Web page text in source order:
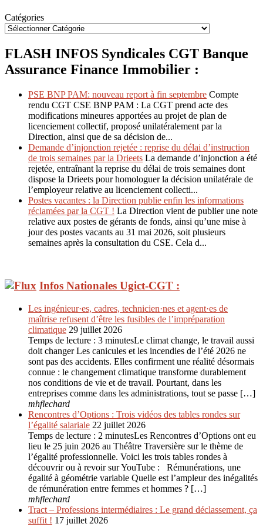
Catégories
FLASH INFOS Syndicales CGT Banque
Assurance Finance Immobilier :
PSE BNP PAM: nouveau report à fin septembre Compte
rendu CGT CSE BNP PAM : La CGT prend acte des
modifications mineures apportées au projet de plan de
licenciement collectif, proposé unilatéralement par la
Direction, ainsi que de sa décision de...
Demande d’injonction rejetée : reprise du délai d’instruction
de trois semaines par la Drieets La demande d’injonction a été
rejetée, entraînant la reprise du délai de trois semaines dont
dispose la Drieets pour homologuer la décision unilatérale de
l’employeur relative au licenciement collecti...
Postes vacantes : la Direction publie enfin les informations
réclamées par la CGT ! La Direction vient de publier une note
relative aux postes de gérants de fonds, ainsi qu’une mise à
jour des postes vacants au 31 mai 2026, soit plusieurs
semaines après la consultation du CSE. Cela d...
Infos Nationales Ugict-CGT :
Les ingénieur·es, cadres, technicien·nes et agent·es de
maîtrise refusent d’être les fusibles de l’impréparation
climatique 29 juillet 2026
Temps de lecture : 3 minutesLe climat change, le travail aussi
doit changer Les canicules et les incendies de l’été 2026 ne
sont pas des accidents. Elles confirment une réalité désormais
connue : le changement climatique transforme durablement
nos conditions de vie et de travail. Pourtant, dans les
entreprises comme dans les administrations, tout se passe […]
mhflechard
Rencontres d’Options : Trois vidéos des tables rondes sur
l’égalité salariale 22 juillet 2026
Temps de lecture : 2 minutesLes Rencontres d’Options ont eu
lieu le 25 juin 2026 au Théâtre Traversière sur le thème de
l’égalité professionnelle. Voici les trois tables rondes à
découvrir ou à revoir sur YouTube : Rémunérations, une
égalité à géométrie variable Quelle est l’ampleur des inégalités
de rémunération entre femmes et hommes ? […]
mhflechard
Tract – Professions intermédiaires : Le grand déclassement, ça
suffit ! 17 juillet 2026